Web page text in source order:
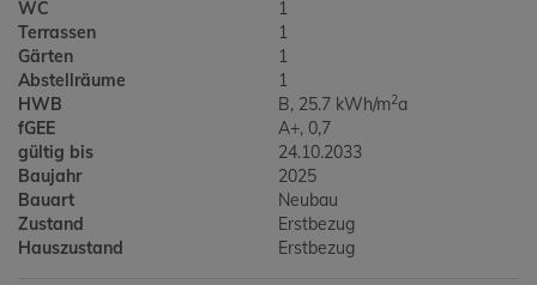
WC
1
Terrassen
1
Gärten
1
Abstellräume
1
HWB
B, 25.7 kWh/m2a
fGEE
A+, 0,7
gültig bis
24.10.2033
Baujahr
2025
Bauart
Neubau
Zustand
Erstbezug
Hauszustand
Erstbezug